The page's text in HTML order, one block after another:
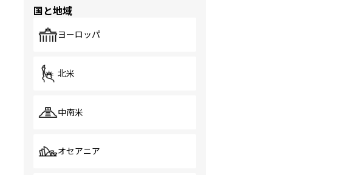
国と地域
ヨーロッパ
北米
中南米
オセアニア